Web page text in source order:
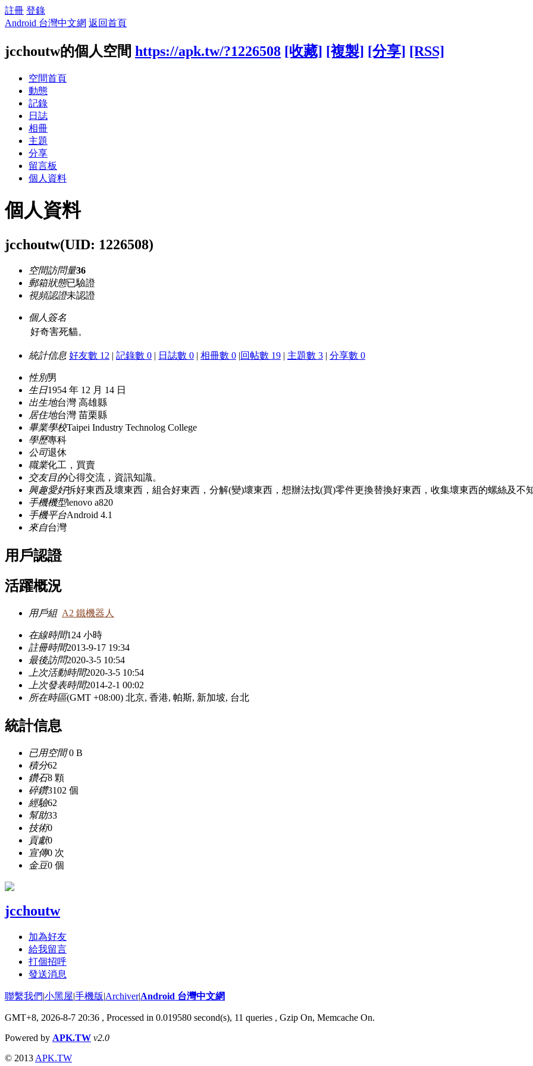
註冊 登錄
Android 台灣中文網 返回首頁
jcchoutw的個人空間 https://apk.tw/?1226508 [收藏] [複製] [分享] [RSS]
空間首頁
動態
記錄
日誌
相冊
主題
分享
留言板
個人資料
個人資料
jcchoutw(UID: 1226508)
空間訪問量36
郵箱狀態已驗證
視頻認證未認證
個人簽名
好奇害死貓。
統計信息 好友數 12 | 記錄數 0 | 日誌數 0 | 相冊數 0 |回帖數 19 | 主題數 3 | 分享數 0
性別男
生日1954 年 12 月 14 日
出生地台灣 高雄縣
居住地台灣 苗栗縣
畢業學校Taipei Industry Technolog College
學歷專科
公司退休
職業化工，買賣
交友目的心得交流，資訊知識。
興趣愛好拆好東西及壞東西，組合好東西，分解(變)壞東西，想辦法找(買)零件更換替換好東西，收集壞東西的螺絲及不
手機機型lenovo a820
手機平台Android 4.1
來自台灣
用戶認證
活躍概況
用戶組 A2 鐵機器人
在線時間124 小時
註冊時間2013-9-17 19:34
最後訪問2020-3-5 10:54
上次活動時間2020-3-5 10:54
上次發表時間2014-2-1 00:02
所在時區(GMT +08:00) 北京, 香港, 帕斯, 新加坡, 台北
統計信息
已用空間0 B
積分62
鑽石8 顆
碎鑽3102 個
經驗62
幫助33
技術0
貢獻0
宣傳0 次
金豆0 個
jcchoutw
加為好友
給我留言
打個招呼
發送消息
聯繫我們|小黑屋|手機版|Archiver|Android 台灣中文網
GMT+8, 2026-8-7 20:36 , Processed in 0.019580 second(s), 11 queries , Gzip On, Memcache On.
Powered by APK.TW v2.0
© 2013 APK.TW